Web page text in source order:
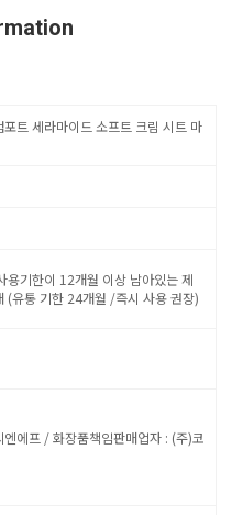
트 세라마이드 소프트 크림 시트 마
용기한이 12개월 이상 남아있는 제
(유통 기한 24개월 /즉시 사용 권장)
에프 / 화장품책임판매업자 : (주)코